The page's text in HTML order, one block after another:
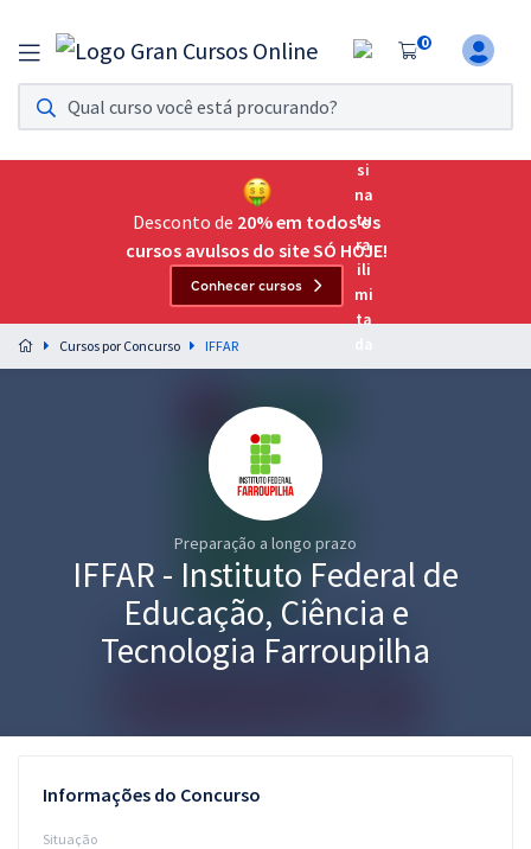
0
Assinatura Ilimitada 11
Acesso a todos os cursos. Teste grátis por 7 dias!
Assinatura OAB Até Passar
Acesso ilimitado a toda preparação para o Exame da
Preparação completa e intensiva para as principais
residências em saúde do Brasil
Desconto de 20% em todos os
cursos avulsos do site SÓ HOJE!
Conhecer cursos
Cursos por Concurso IFFAR
Preparação a longo prazo
IFFAR - Instituto Federal de
Educação, Ciência e
Tecnologia Farroupilha
Informações do Concurso
Situação